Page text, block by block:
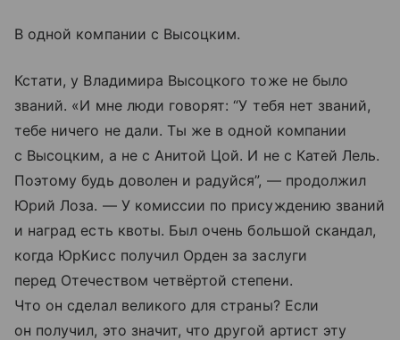
В одной компании с Высоцким.
Кстати, у Владимира Высоцкого тоже не было
званий. «И мне люди говорят: “У тебя нет званий,
тебе ничего не дали. Ты же в одной компании
с Высоцким, а не с Анитой Цой. И не с Катей Лель.
Поэтому будь доволен и радуйся”, — продолжил
Юрий Лоза. — У комиссии по присуждению званий
и наград есть квоты. Был очень большой скандал,
когда ЮрКисс получил Орден за заслуги
перед Отечеством четвёртой степени.
Что он сделал великого для страны? Если
он получил, это значит, что другой артист эту